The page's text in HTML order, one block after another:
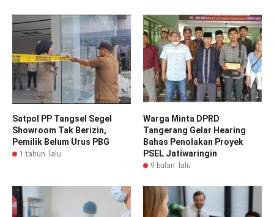
Satpol PP Tangsel Segel
Showroom Tak Berizin,
Pemilik Belum Urus PBG
1 tahun lalu
Warga Minta DPRD
Tangerang Gelar Hearing
Bahas Penolakan Proyek
PSEL Jatiwaringin
9 bulan lalu